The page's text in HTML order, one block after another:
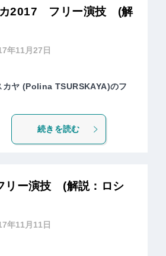
カ2017 フリー演技 (解
年11月27日
カヤ (Polina TSURSKAYA)のフ
続きを読む
ー演技 (解説：ロシ
年11月11日